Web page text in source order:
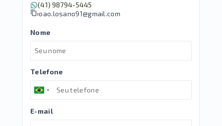
(41) 98794-5445
joao.losano91@gmail.com
Nome
Telefone
E-mail